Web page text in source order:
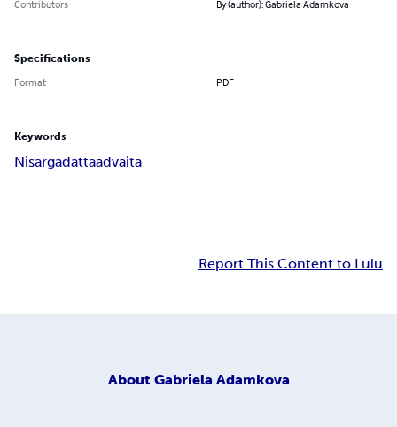
Contributors
By (author): Gabriela Adamkova
Specifications
Format PDF
Keywords
Nisargadattaadvaita
Report This Content to Lulu
About Gabriela Adamkova